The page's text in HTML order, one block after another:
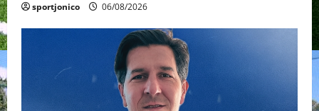
sportjonico 06/08/2026